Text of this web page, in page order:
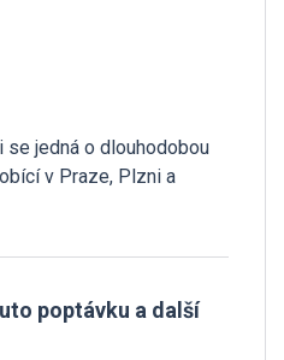
jedná o dlouhodobou
v Praze, Plzni a
poptávku a další